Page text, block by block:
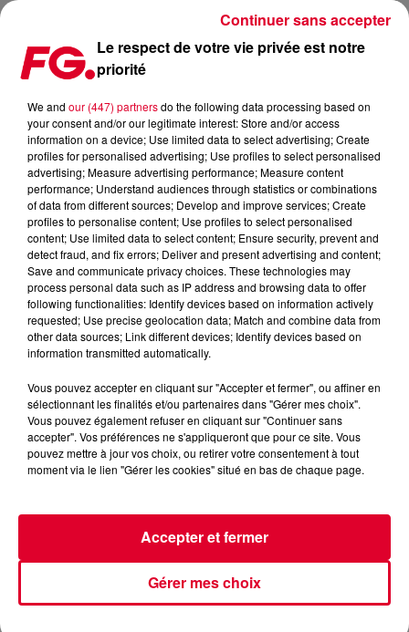
TOMORROWLAND WINTER : LIVESTREAM CE JEUDI AVEC
Publié : 24 mars 2021 à 6h40 par Antony Harari
Crédit :Facebook Officiel Tomorrowland Winter
Comme l'an dernier, l'édition hivernale du célèbre festival
n'aura pas lieu en 2021 en raison de la pandémie de Covid
19.
Mais les organisateurs ont tout de même pris l'initiative de
proposerce jeudi 25 mars "A Tribute" : un livestream
Le respect de votre vie privée est notre
priorité
We and our (447) partnersdo the following data processing based on
your consent and/or our legitimate interest: Store and/or access
information on a device; Use limited data to select advertising; Create
profiles for personalised advertising; Use profiles to select personalised
advertising; Measure advertising performance; Measure content
performance; Understand audiences through statistics or combinations
of data from different sources; Develop and improve services; Create
profiles to personalise content; Use profiles to select personalised
content; Use limited data to select content; Ensure security, prevent and
detect fraud, and fix errors; Deliver and present advertising and content;
Save and communicate privacy choices. These technologies may
process personal data such as IP address and browsing data to offer
following functionalities: Identify devices based on information actively
requested; Use precise geolocation data; Match and combine data from
other data sources; Link different devices; Identify devices based on
information transmitted automatically.
Vous pouvez accepter en cliquant sur "Accepter et fermer", ou affiner en
sélectionnant les finalités et/ou partenaires dans "Gérer mes choix".
Vous pouvez également refuser en cliquant sur "Continuer sans
accepter". Vos préférences ne s'appliqueront que pour ce site. Vous
pouvez mettre à jour vos choix, ou retirer votre consentement à tout
moment via le lien "Gérer les cookies" situé en bas de chaque page.
Gérer mes choix
Accepter et fermer
Continuer sans accepter